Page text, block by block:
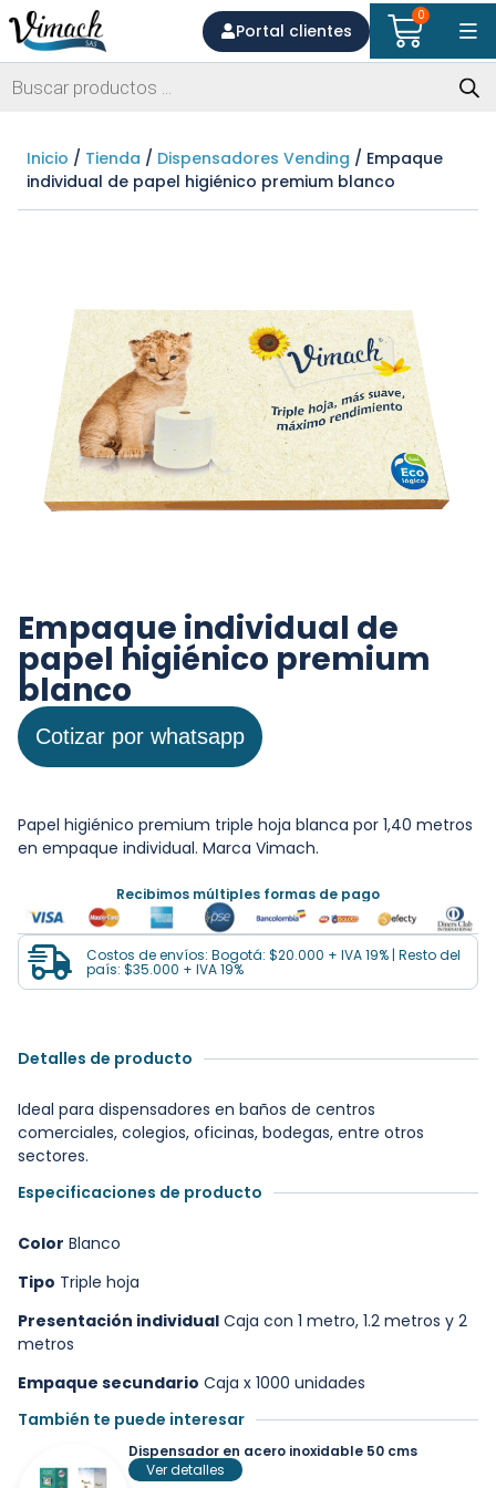
Portal clientes
0
Inicio / Tienda / Dispensadores Vending / Empaque
individual de papel higiénico premium blanco
Empaque individual de
papel higiénico premium
blanco
Cotizar por whatsapp
Papel higiénico premium triple hoja blanca por 1,40 metros
en empaque individual. Marca Vimach.
Recibimos múltiples formas de pago
Costos de envíos: Bogotá: $20.000 + IVA 19% | Resto del
país: $35.000 + IVA 19%
Detalles de producto
Ideal para dispensadores en baños de centros
comerciales, colegios, oficinas, bodegas, entre otros
sectores.
Especificaciones de producto
Color Blanco
Tipo Triple hoja
Presentación individual Caja con 1 metro, 1.2 metros y 2
metros
Empaque secundario Caja x 1000 unidades
También te puede interesar
Dispensador en acero inoxidable 50 cms
Ver detalles